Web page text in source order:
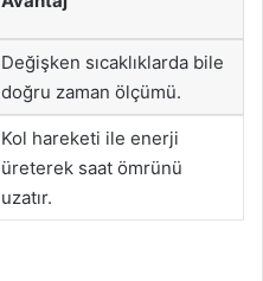
Değişken sıcaklıklarda bile
doğru zaman ölçümü.
Kol hareketi ile enerji
üreterek saat ömrünü
uzatır.